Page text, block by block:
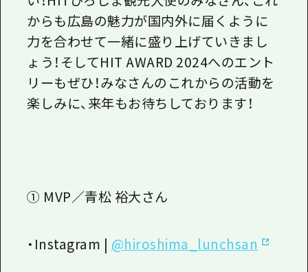
からも広島の魅力が国内外に届くように
力を合わせて一緒に盛り上げていきまし
ょう！そしてHIT AWARD 2024へのエント
リーもぜひ！みなさんのこれからの活動を
楽しみに、来年もお待ちしております！
① MVP／青松 裕大さん
・ Instagram | @hiroshima_lunchsan